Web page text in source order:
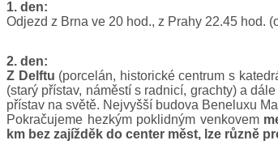
1. den:
Odjezd z Brna ve 20 hod., z Prahy 22.45 hod.
2. den:
Z Delftu (porcelán, historické centrum s
(starý přístav, náměstí s radnicí, grachty) a
přístav na světě. Nejvyšší budova Beneluxu
Pokračujeme hezkým poklidným venkovem
km bez zajížděk do center měst, lze různě